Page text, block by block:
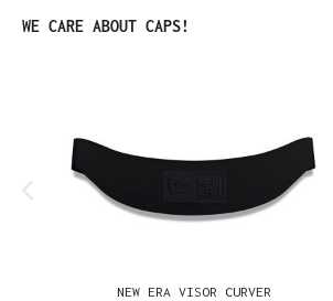
Produktgalerie überspringen
WE CARE ABOUT CAPS!
NEW ERA VISOR CURVER